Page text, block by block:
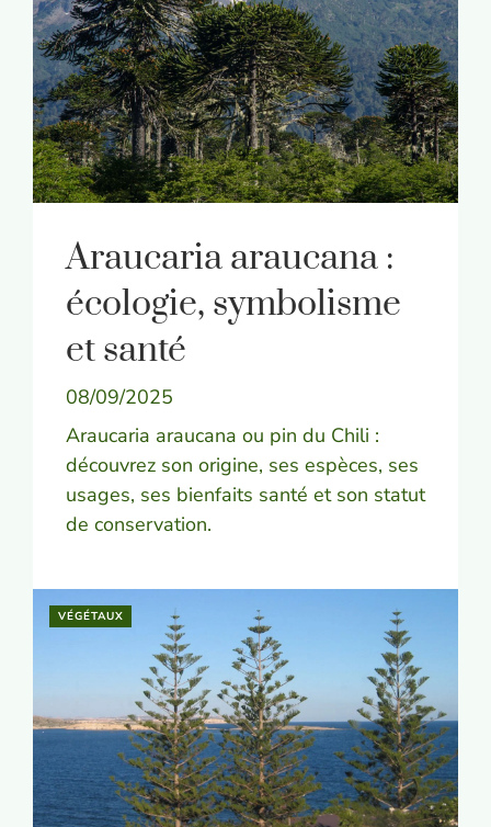
Araucaria araucana :
écologie, symbolisme
et santé
08/09/2025
Araucaria araucana ou pin du Chili :
découvrez son origine, ses espèces, ses
usages, ses bienfaits santé et son statut
de conservation.
VÉGÉTAUX